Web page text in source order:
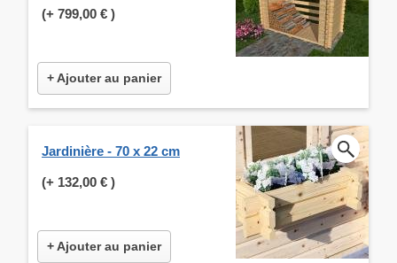
(+ 799,00 € )
+ Ajouter au panier
Jardinière - 70 x 22 cm
(+ 132,00 € )
+ Ajouter au panier